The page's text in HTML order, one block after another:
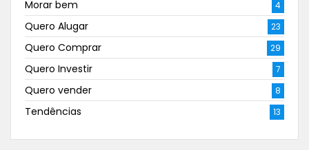
Morar bem 4
Quero Alugar 23
Quero Comprar 29
Quero Investir 7
Quero vender 8
Tendências 13